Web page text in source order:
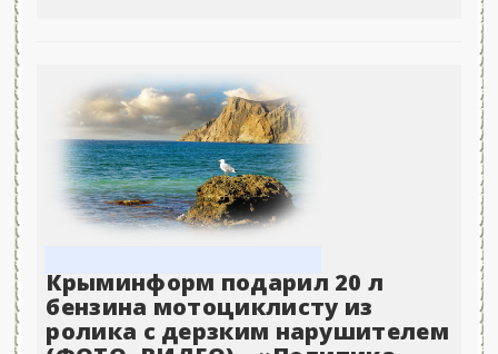
Крыминформ подарил 20 л
бензина мотоциклисту из
ролика с дерзким нарушителем